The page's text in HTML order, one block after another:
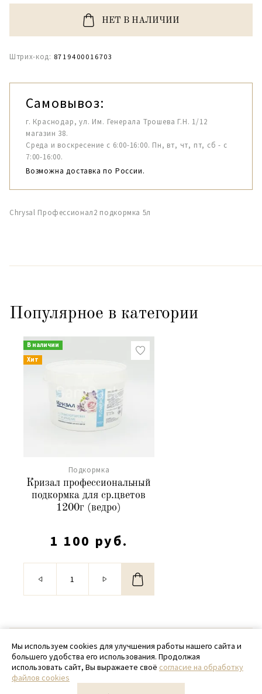
НЕТ В НАЛИЧИИ
Штрих-код: 8719400016703
Самовывоз:
г. Краснодар, ул. Им. Генерала Трошева Г.Н. 1/12
магазин 38.
Среда и воскресение с 6:00-16:00. Пн, вт, чт, пт, сб - с
7:00-16:00.
Возможна доставка по России.
Chrysal Профессионал2 подкормка 5л
Популярное в категории
В наличии
Хит
Подкормка
Кризал профессиональный
подкормка для ср.цветов
1200г (ведро)
1 100 руб.
© 2020 - 2026 SamPack
+ 7 (918) 699-97-87
zakaz@sampack.store
Мы используем cookies для улучшения работы нашего сайта и
большего удобства его использования. Продолжая
использовать сайт, Вы выражаете своё согласие на обработку
файлов cookies